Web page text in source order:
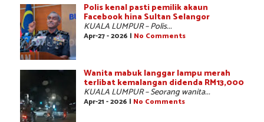
Polis kenal pasti pemilik akaun
Facebook hina Sultan Selangor
KUALA LUMPUR – Polis...
Apr-27 - 2026 | No Comments
Wanita mabuk langgar lampu merah
terlibat kemalangan didenda RM13,000
KUALA LUMPUR – Seorang wanita...
Apr-21 - 2026 | No Comments